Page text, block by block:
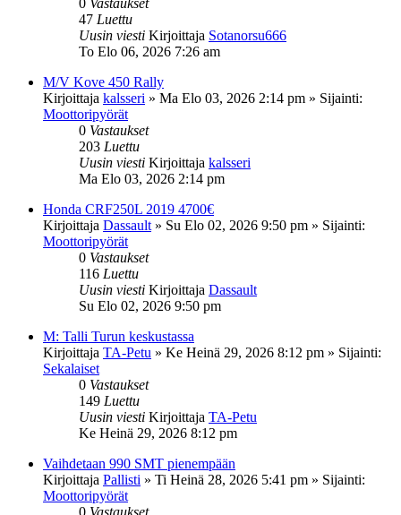
0 Vastaukset
47 Luettu
Uusin viesti Kirjoittaja Sotanorsu666
To Elo 06, 2026 7:26 am
M/V Kove 450 Rally
Kirjoittaja kalsseri » Ma Elo 03, 2026 2:14 pm » Sijainti:
Moottoripyörät
0 Vastaukset
203 Luettu
Uusin viesti Kirjoittaja kalsseri
Ma Elo 03, 2026 2:14 pm
Honda CRF250L 2019 4700€
Kirjoittaja Dassault » Su Elo 02, 2026 9:50 pm » Sijainti:
Moottoripyörät
0 Vastaukset
116 Luettu
Uusin viesti Kirjoittaja Dassault
Su Elo 02, 2026 9:50 pm
M: Talli Turun keskustassa
Kirjoittaja TA-Petu » Ke Heinä 29, 2026 8:12 pm » Sijainti:
Sekalaiset
0 Vastaukset
149 Luettu
Uusin viesti Kirjoittaja TA-Petu
Ke Heinä 29, 2026 8:12 pm
Vaihdetaan 990 SMT pienempään
Kirjoittaja Pallisti » Ti Heinä 28, 2026 5:41 pm » Sijainti:
Moottoripyörät